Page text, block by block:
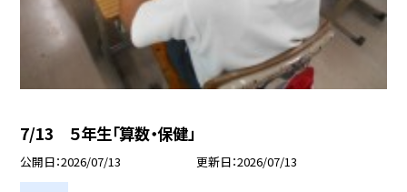
7/13 ５年生「算数・保健」
公開日 2026/07/13 更新日 2026/07/13